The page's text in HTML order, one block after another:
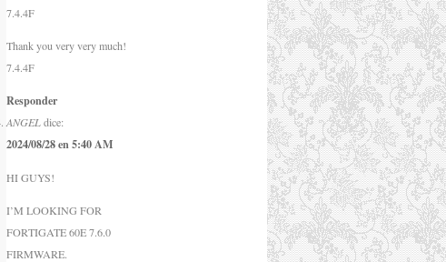
7.4.4F
Thank you very very much!
7.4.4F
Responder
ANGELdice:
2024/08/28 en 5:40 AM
HI GUYS!
I’M LOOKING FOR
FORTIGATE 60E7.6.0
FIRMWARE.